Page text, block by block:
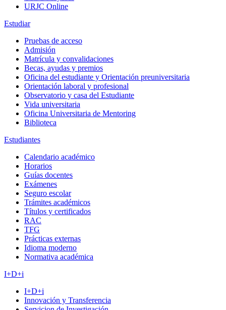
URJC Online
Estudiar
Pruebas de acceso
Admisión
Matrícula y convalidaciones
Becas, ayudas y premios
Oficina del estudiante y Orientación preuniversitaria
Orientación laboral y profesional
Observatorio y casa del Estudiante
Vida universitaria
Oficina Universitaria de Mentoring
Biblioteca
Estudiantes
Calendario académico
Horarios
Guías docentes
Exámenes
Seguro escolar
Trámites académicos
Títulos y certificados
RAC
TFG
Prácticas externas
Idioma moderno
Normativa académica
I+D+i
I+D+i
Innovación y Transferencia